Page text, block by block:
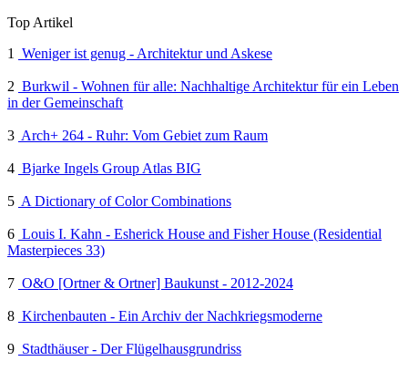
Top Artikel
1
Weniger ist genug - Architektur und Askese
2 Burkwil - Wohnen für alle: Nachhaltige Architektur für ein Leben
in der Gemeinschaft
3 Arch+ 264 - Ruhr: Vom Gebiet zum Raum
4 Bjarke Ingels Group Atlas BIG
5 A Dictionary of Color Combinations
6 Louis I. Kahn - Esherick House and Fisher House (Residential
Masterpieces 33)
7 O&O [Ortner & Ortner] Baukunst - 2012-2024
8 Kirchenbauten - Ein Archiv der Nachkriegsmoderne
9 Stadthäuser - Der Flügelhausgrundriss